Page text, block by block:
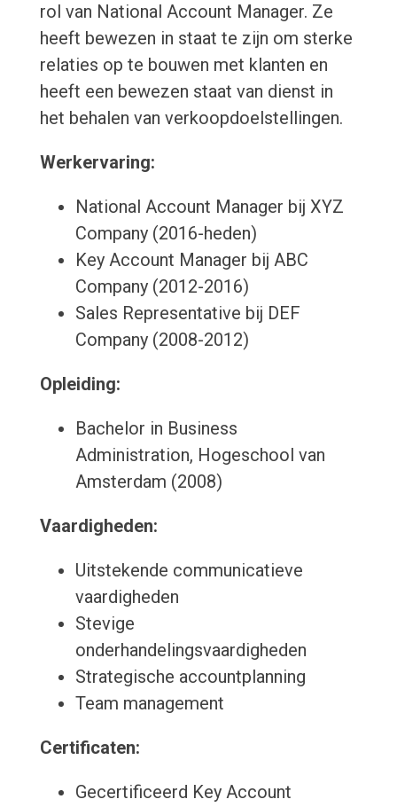
rol van National Account Manager. Ze
heeft bewezen in staat te zijn om sterke
relaties op te bouwen met klanten en
heeft een bewezen staat van dienst in
het behalen van verkoopdoelstellingen.
Werkervaring:
National Account Manager bij XYZ
Company (2016-heden)
Key Account Manager bij ABC
Company (2012-2016)
Sales Representative bij DEF
Company (2008-2012)
Opleiding:
Bachelor in Business
Administration, Hogeschool van
Amsterdam (2008)
Vaardigheden:
Uitstekende communicatieve
vaardigheden
Stevige
onderhandelingsvaardigheden
Strategische accountplanning
Team management
Certificaten:
Gecertificeerd Key Account